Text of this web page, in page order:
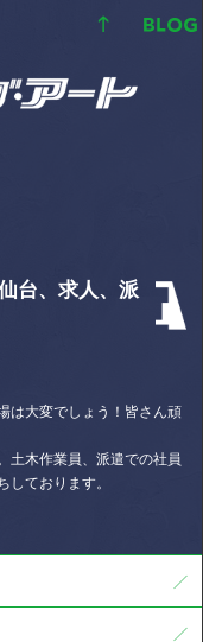
台、求人、派
は大変でしょう！皆さん頑
土木作業員、派遣での社員
ております。